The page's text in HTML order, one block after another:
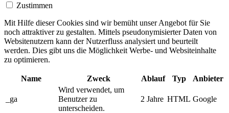
Zustimmen
Mit Hilfe dieser Cookies sind wir bemüht unser Angebot für Sie
noch attraktiver zu gestalten. Mittels pseudonymisierter Daten von
Websitenutzern kann der Nutzerfluss analysiert und beurteilt
werden. Dies gibt uns die Möglichkeit Werbe- und Websiteinhalte
zu optimieren.
Name Zweck Ablauf Typ Anbieter
_ga
Wird verwendet, um
Benutzer zu
unterscheiden.
2 Jahre HTML Google